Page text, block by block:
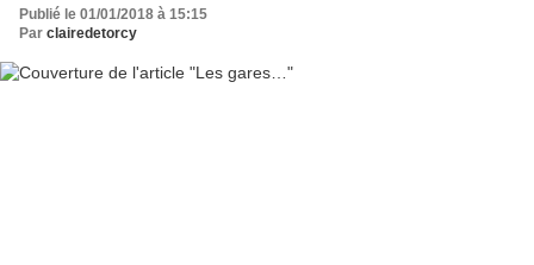
Publié le 01/01/2018 à 15:15
Par clairedetorcy